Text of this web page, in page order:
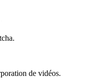
de vidéos.